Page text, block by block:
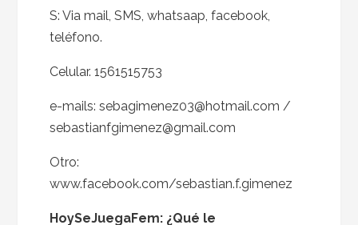
S: Via mail, SMS, whatsaap, facebook,
teléfono.
Celular. 1561515753
e-mails: sebagimenez03@hotmail.com /
sebastianfgimenez@gmail.com
Otro:
www.facebook.com/sebastian.f.gimenez
HoySeJuegaFem: ¿Qué le